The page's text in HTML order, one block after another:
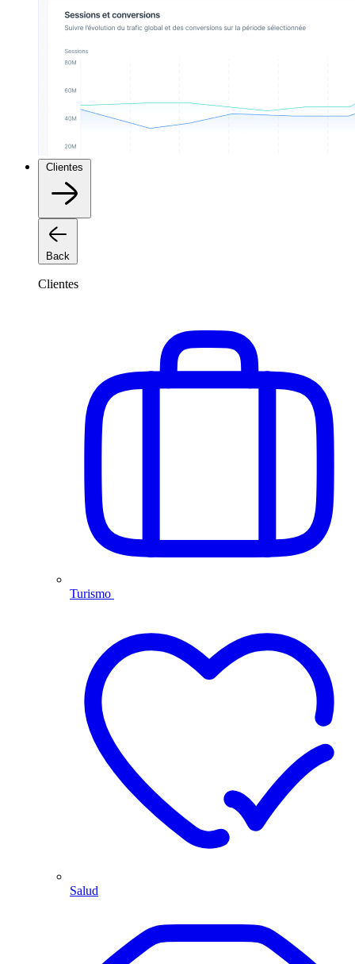
Clientes
Back
Clientes
Turismo
Salud